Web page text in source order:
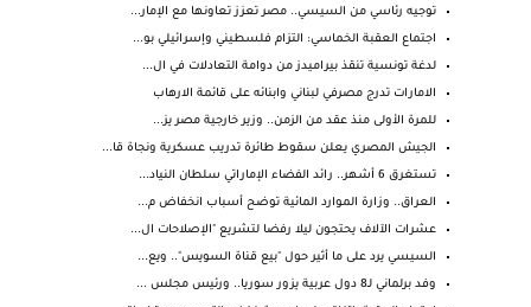
توجيه رئاسي من السيسي.. مصر تعزز تعاونها مع الإمار...
اجتماع العقبة الخماسي: التزام فلسطيني وإسرائيلي بو...
لدغة تونسية تنقذ بيراميدز من دوامة التعادلات في ال...
الامارات تدرج مصرفي لبناني وابنائه على قائمة الارهاب
للمرة الأولى منذ عقد من الزمن.. وزير خارجية مصر يز...
الجيش المصري يعلن سقوط طائرة تدريب عسكرية ونجاة قا...
تستغرق 6 أشهر.. رائد الفضاء الإماراتي سلطان النياد...
العراق.. وزارة الموارد المائية توضح أسباب انخفاض م...
عشرات الآلاف يحتجون ليلا رفضا لتشريع "الإصلاحات ال...
السيسي يرد على ما أثير حول "بيع قناة السويس".. ويع...
وفد برلماني لـ8 دول عربية يزور سوريا.. ورئيس مجلس ...